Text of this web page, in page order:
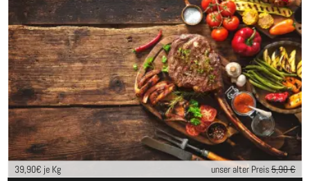
39,90€ je Kg unser alter Preis5,90 €